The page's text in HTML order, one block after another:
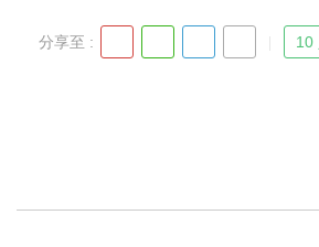
分享至 : 10